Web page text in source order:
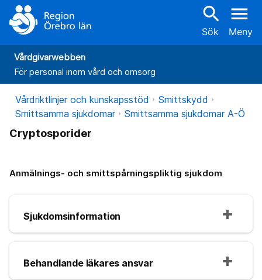
search
Sök
menu
Meny
Vårdgivarwebben
För personal inom vård och omsorg
Vårdriktlinjer och kunskapsstöd
Smittskydd
Smittsamma sjukdomar
Smittsamma sjukdomar A-Ö
Cryptosporider
Anmälnings- och smittspårningspliktig sjukdom
Sjukdomsinformation
Behandlande läkares ansvar